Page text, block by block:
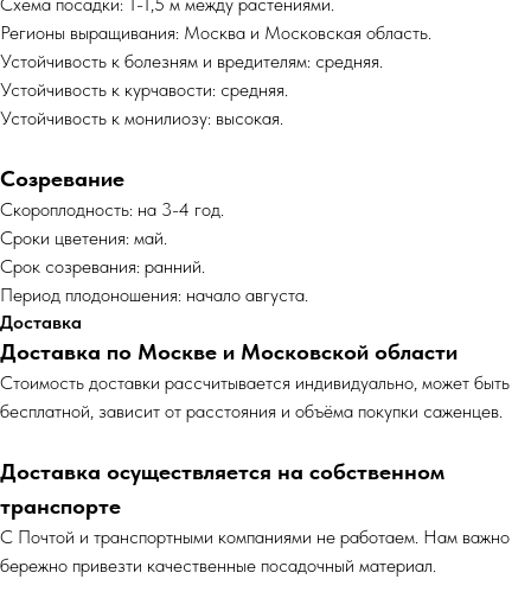
Регионы выращивания: Москва и Московская область.
Устойчивость к болезням и вредителям: средняя.
Устойчивость к курчавости: средняя.
Устойчивость к монилиозу: высокая.
Созревание
Скороплодность: на 3-4 год.
Сроки цветения: май.
Срок созревания: ранний.
Период плодоношения: начало августа.
Доставка
Доставка по Москве и Московской области
Cтоимость доставки рассчитывается индивидуально, может быть
бесплатной, зависит от расстояния и объёма покупки саженцев.
Доставка осуществляется на собственном
транспорте
С Почтой и транспортными компаниями не работаем. Нам важно
бережно привезти качественные посадочный материал.